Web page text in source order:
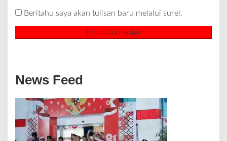
Beritahu saya akan tulisan baru melalui surel.
News Feed